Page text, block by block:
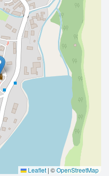
Leaflet | ©OpenStreetMap